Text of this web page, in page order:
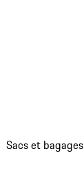
Sacs et bagages